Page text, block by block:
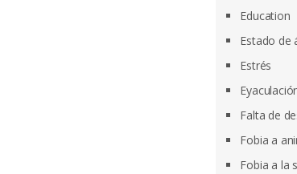
Education
Estado de
Estrés
Falta de
Fobia a
Fobia a la